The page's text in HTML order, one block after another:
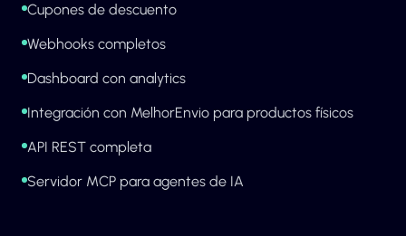
Cupones de descuento
Webhooks completos
Dashboard con analytics
Integración con MelhorEnvio para productos físicos
API REST completa
Servidor MCP para agentes de IA